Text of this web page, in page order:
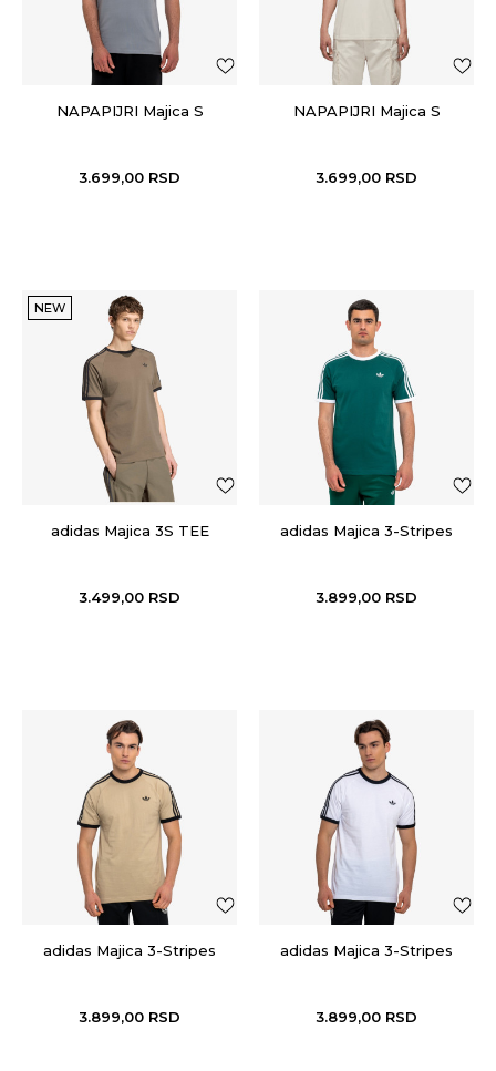
NAPAPIJRI Majica S
3.699,00 RSD
NAPAPIJRI Majica S
3.699,00 RSD
NEW
adidas Majica 3S TEE
3.499,00 RSD
adidas Majica 3-Stripes
3.899,00 RSD
adidas Majica 3-Stripes
3.899,00 RSD
adidas Majica 3-Stripes
3.899,00 RSD